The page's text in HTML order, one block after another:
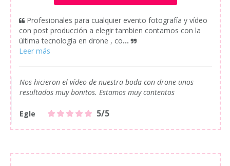
Profesionales para cualquier evento fotografía y vídeo
con post producción a elegir tambien contamos con la
última tecnología en drone , co...
Nos hicieron el vídeo de nuestra boda con drone unos
resultados muy bonitos. Estamos muy contentos
Egle 5/5